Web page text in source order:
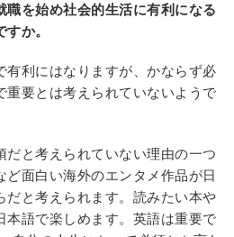
を始め社会的生活に有利になる
か。
有利にはなりますが、かならず必
重要とは考えられていないようで
だと考えられていない理由の一つ
ど面白い海外のエンタメ作品が日
だと考えられます。読みたい本や
本語で楽しめます。英語は重要で